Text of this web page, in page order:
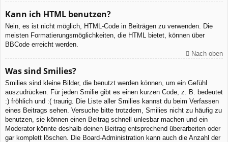
Kann ich HTML benutzen?
Nein, es ist nicht möglich, HTML-Code in Beiträgen zu verwenden. Die
meisten Formatierungsmöglichkeiten, die HTML bietet, können über
BBCode erreicht werden.
Nach oben
Was sind Smilies?
Smilies sind kleine Bilder, die benutzt werden können, um ein Gefühl
auszudrücken. Für jeden Smilie gibt es einen kurzen Code, z. B. bedeutet
:) fröhlich und :( traurig. Die Liste aller Smilies kannst du beim Verfassen
eines Beitrags sehen. Versuche bitte trotzdem, Smilies nicht zu häufig zu
benutzen, sie können einen Beitrag schnell unlesbar machen und ein
Moderator könnte deshalb deinen Beitrag entsprechend überarbeiten oder
gar komplett löschen. Die Board-Administration kann auch die Anzahl der